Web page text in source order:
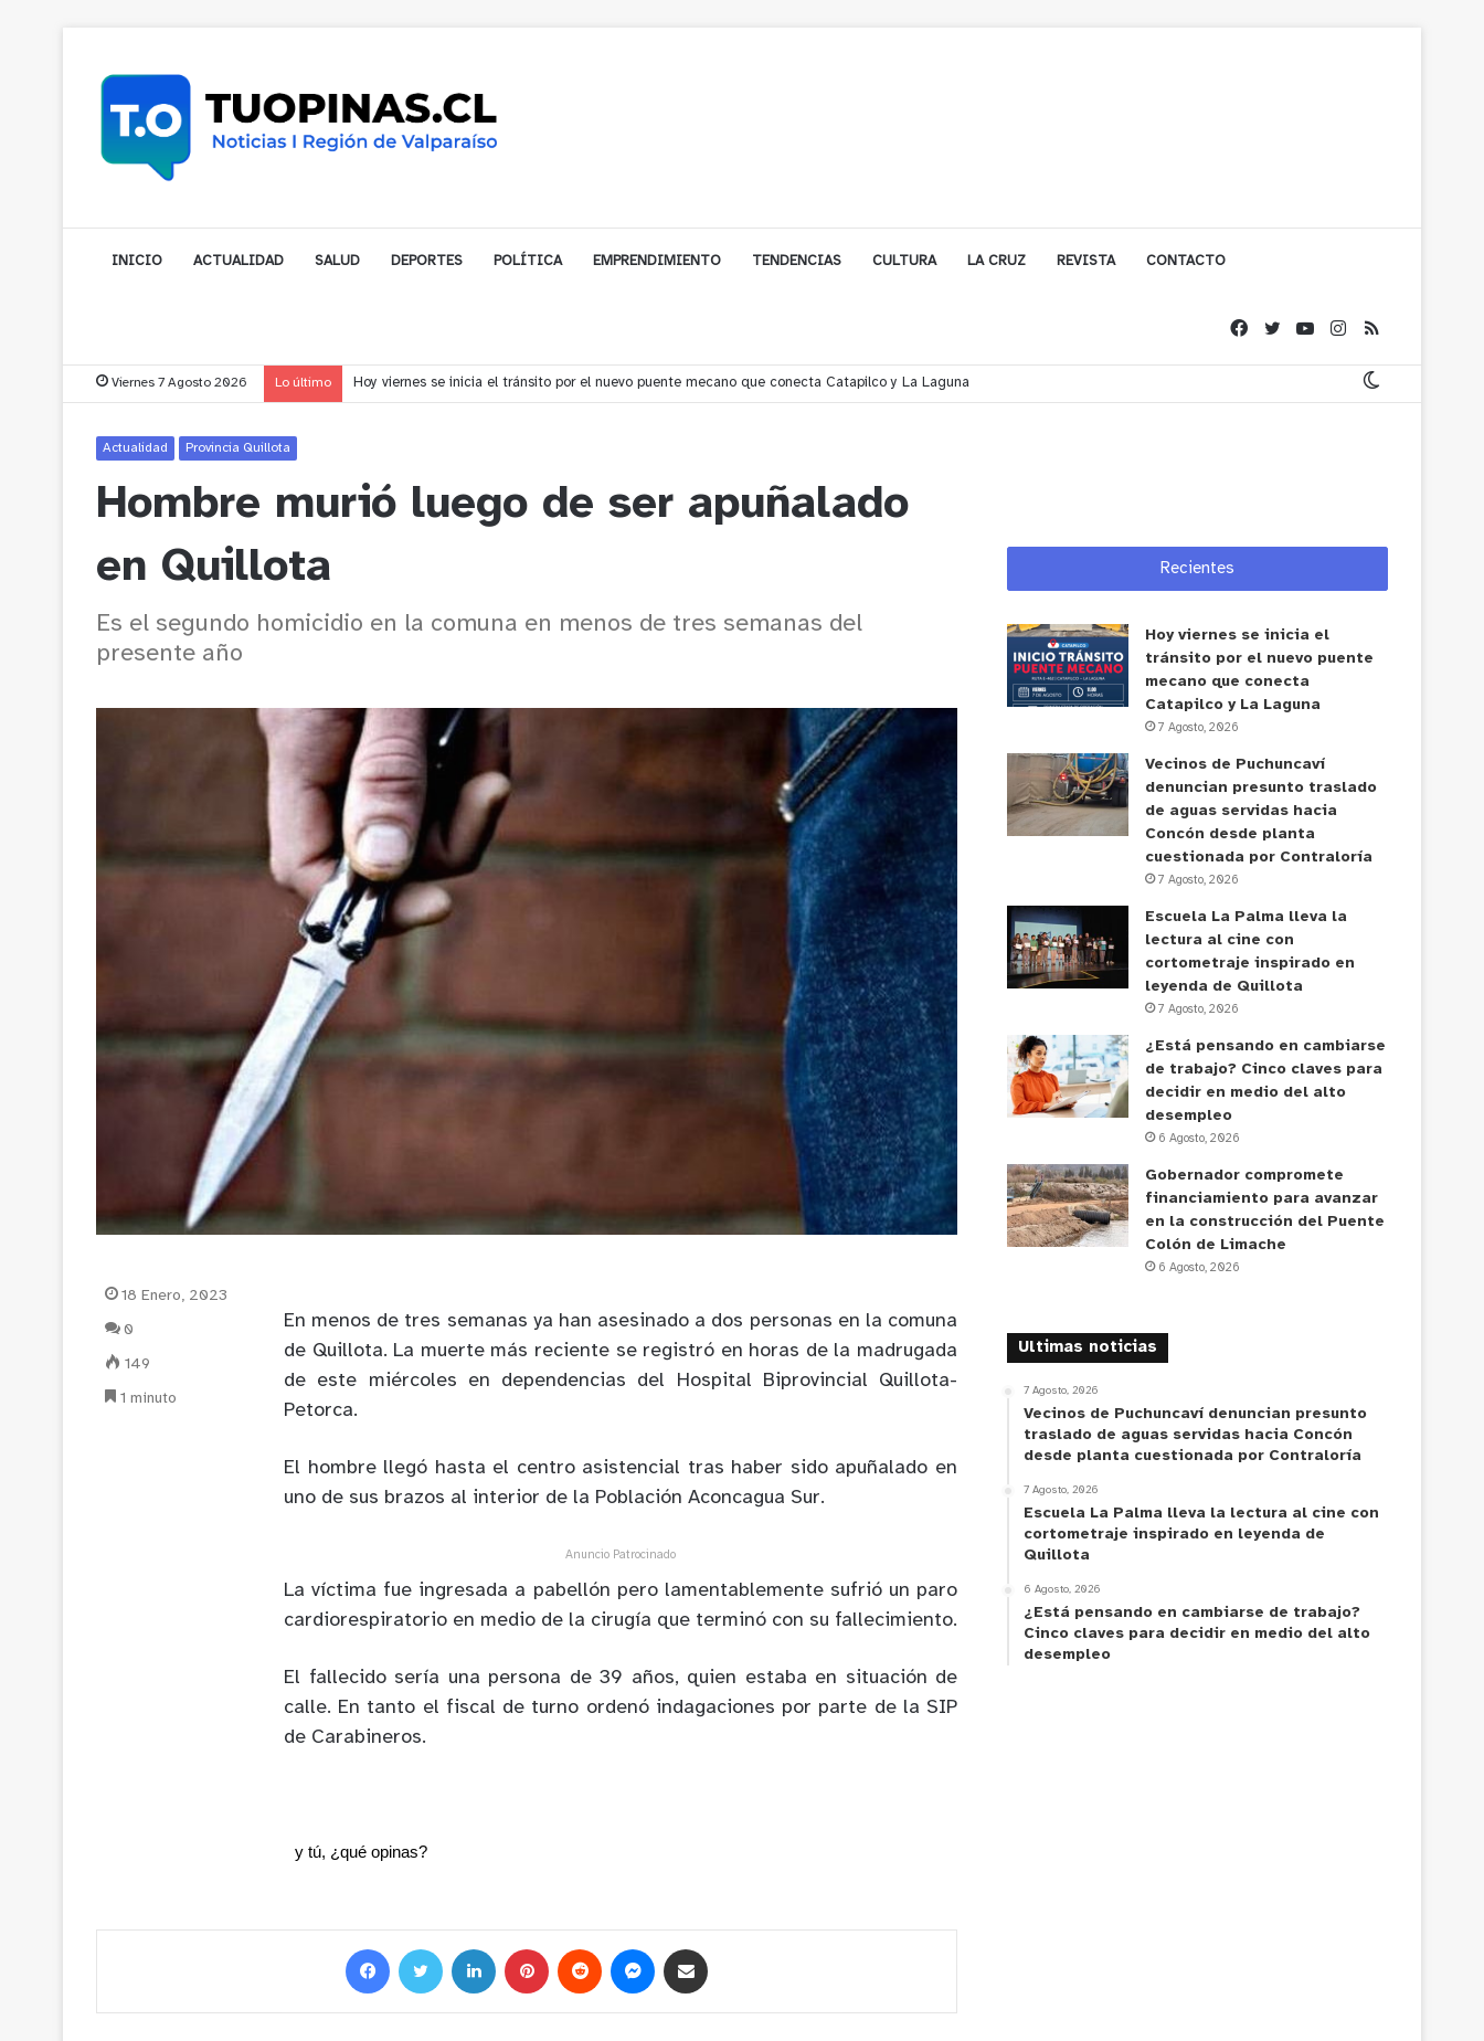
INICIO ACTUALIDAD SALUD DEPORTES POLÍTICA EMPRENDIMIENTO TENDENCIAS CULTURA LA CRUZ REVISTA CONTACTO
Viernes 7 Agosto 2026 Lo último Vecinos de Puchuncaví denuncian presunto traslado de aguas servidas hacia Concón desde planta cuestionada por Contraloría
Actualidad Provincia Quillota
Hombre murió luego de ser apuñalado
en Quillota
Es el segundo homicidio en la comuna en menos de tres semanas del
presente año
En menos de tres semanas ya han asesinado a dos personas en la comuna
de Quillota. La muerte más reciente se registró en horas de la madrugada
de este miércoles en dependencias del Hospital Biprovincial Quillota-
Petorca.
El hombre llegó hasta el centro asistencial tras haber sido apuñalado en
uno de sus brazos al interior de la Población Aconcagua Sur.
Anuncio Patrocinado
La víctima fue ingresada a pabellón pero lamentablemente sufrió un paro
cardiorespiratorio en medio de la cirugía que terminó con su fallecimiento.
El fallecido sería una persona de 39 años, quien estaba en situación de
calle. En tanto el fiscal de turno ordenó indagaciones por parte de la SIP
de Carabineros.
y tú, ¿qué opinas?
18 Enero, 2023
0
149
1 minuto
Recientes
Hoy viernes se inicia el
tránsito por el nuevo puente
mecano que conecta
Catapilco y La Laguna
7 Agosto, 2026
Vecinos de Puchuncaví
denuncian presunto traslado
de aguas servidas hacia
Concón desde planta
cuestionada por Contraloría
7 Agosto, 2026
Escuela La Palma lleva la
lectura al cine con
cortometraje inspirado en
leyenda de Quillota
7 Agosto, 2026
¿Está pensando en cambiarse
de trabajo? Cinco claves para
decidir en medio del alto
desempleo
6 Agosto, 2026
Gobernador compromete
financiamiento para avanzar
en la construcción del Puente
Colón de Limache
6 Agosto, 2026
Ultimas noticias
7 Agosto, 2026
Vecinos de Puchuncaví denuncian presunto
traslado de aguas servidas hacia Concón
desde planta cuestionada por Contraloría
7 Agosto, 2026
Escuela La Palma lleva la lectura al cine con
cortometraje inspirado en leyenda de
Quillota
6 Agosto, 2026
¿Está pensando en cambiarse de trabajo?
Cinco claves para decidir en medio del alto
desempleo